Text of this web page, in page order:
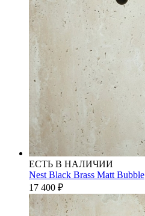
ЕСТЬ В НАЛИЧИИ
Nest Black Brass Matt Bubble
17 400 ₽